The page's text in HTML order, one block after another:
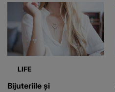
LIFE
Bijuteriile și